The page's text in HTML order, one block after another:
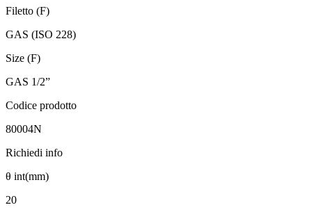
Filetto (F)
GAS (ISO 228)
Size (F)
GAS 1/2”
Codice prodotto
80004N
Richiedi info
θ int(mm)
20